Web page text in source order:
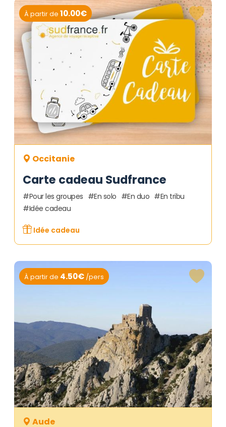
Carte cadeau Sudfrance
Occitanie
À partir de 10.00€
Pour les groupes En solo En duo
En tribu
Idée cadeau
Idée cadeau
Aude
À partir de 4.50€ /pers